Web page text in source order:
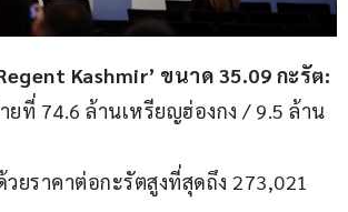
Kashmir’ ขนาด 35.09 กะรัต:
ยที่ 74.6 ล้านเหรียญฮ่องกง / 9.5 ล้าน
วยราคาต่อกะรัตสูงที่สุดถึง 273,021